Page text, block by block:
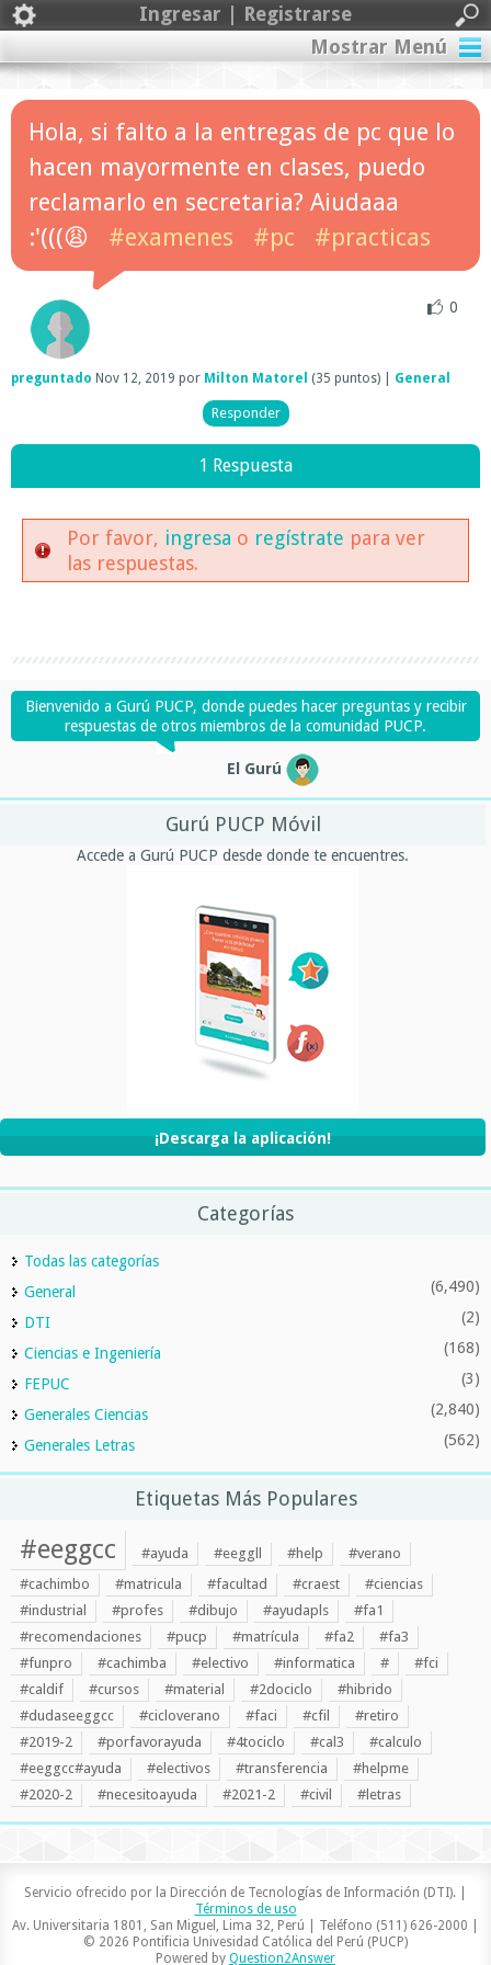
Ingresar | Registrarse
Mostrar Menú
Hola, si falto a la entregas de pc que lo
hacen mayormente en clases, puedo
reclamarlo en secretaria? Aiudaaa
:'(((😩
#examenes #pc #practicas
0
preguntado Nov 12, 2019 por Milton Matorel (35 puntos) General
1 Respuesta
Por favor, ingresa o regístrate para ver
las respuestas.
Bienvenido a Gurú PUCP, donde puedes hacer preguntas y recibir
respuestas de otros miembros de la comunidad PUCP.
El Gurú
Gurú PUCP Móvil
Accede a Gurú PUCP desde donde te encuentres.
¡Descarga la aplicación!
Categorías
Todas las categorías
General
(6,490)
DTI (2)
Ciencias e Ingeniería (168)
FEPUC (3)
Generales Ciencias (2,840)
Generales Letras (562)
Etiquetas Más Populares
#eeggcc #ayuda #eeggll #help
#verano
#cachimbo
#matricula #facultad #craest
#ciencias
#industrial
#profes #dibujo #ayudapls
#fa1
#recomendaciones
#pucp #matrícula #fa2
#fa3
#funpro
#cachimba #electivo #informatica #
#fci
#caldif
#cursos #material #2dociclo
#hibrido
#dudaseeggcc
#cicloverano #faci #cfil
#retiro
#2019-2
#porfavorayuda #4tociclo #cal3
#calculo
#eeggcc#ayuda
#electivos #transferencia
#helpme
#2020-2
#necesitoayuda #2021-2 #civil #letras
Servicio ofrecido por la Dirección de Tecnologías de Información (DTI). |
Términos de uso
Av. Universitaria 1801, San Miguel, Lima 32, Perú | Teléfono (511) 626-2000 |
© 2026 Pontificia Univesidad Católica del Perú (PUCP)
Powered by Question2Answer